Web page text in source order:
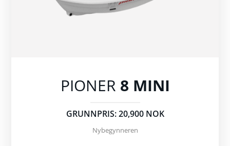
PIONER 8 MINI
GRUNNPRIS: 20,900 NOK
Nybegynneren